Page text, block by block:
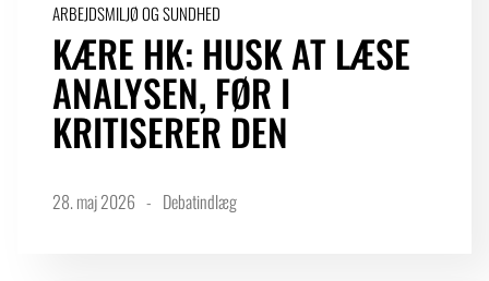
ARBEJDSMILJØ OG SUNDHED
KÆRE HK: HUSK AT LÆSE
ANALYSEN, FØR I
KRITISERER DEN
28. maj 2026 Debatindlæg